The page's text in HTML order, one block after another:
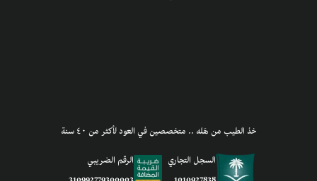
خذ الطيب من هَله .. متخصصين في العود لأكثر من ٤٠ سنة
السجل التجاري
الرقم الضريبي